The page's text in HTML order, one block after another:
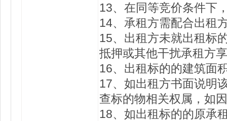
13、在同等竞价条件下
14、承租方需配合出租
15、出租方未就出租标
抵押或其他干扰承租方
16、出租标的的建筑面
17、如出租方书面说明
查标的物相关权属，如
18、如出租标的的原承